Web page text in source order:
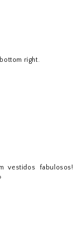
right.
vestidos fabulosos!